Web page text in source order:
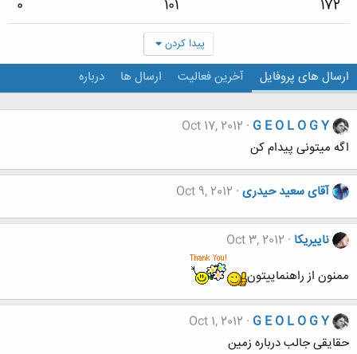
172
101
0
پیدا کردن
ارسال های پروفایل آخرین فعالیت ارسال ها درباره
G E O L O G Y
Oct 17, 2012
اگه میتونی پیدام کن
آقای سعید حیدری Oct 9, 2012
ناییریکا Oct 3, 2012
ممنون از راهنماییتون
G E O L O G Y
Oct 1, 2012
حقایقی جالب درباره زمین